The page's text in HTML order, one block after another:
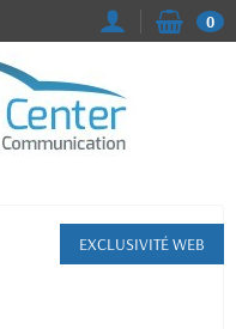
0
EXCLUSIVITÉ WEB